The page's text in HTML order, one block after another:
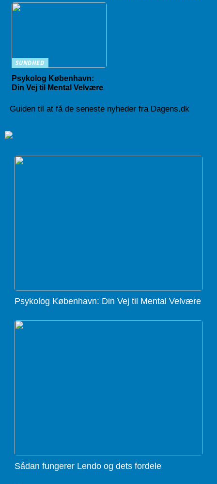
SUNDHED
Psykolog København:
Din Vej til Mental Velvære
Guiden til at få de seneste nyheder fra Dagens.dk
Psykolog København: Din Vej til Mental Velvære
Sådan fungerer Lendo og dets fordele